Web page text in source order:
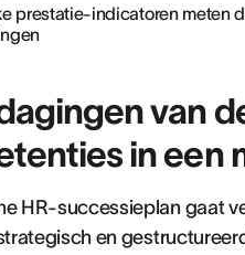
prestatie-indicatoren meten
van
in een
HR-successieplan gaat
en